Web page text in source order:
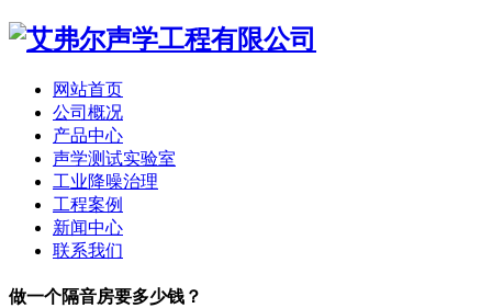
网站首页
公司概况
产品中心
声学测试实验室
工业降噪治理
工程案例
新闻中心
联系我们
做一个隔音房要多少钱？